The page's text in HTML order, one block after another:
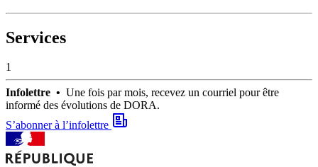
Services
1
Infolettre • Une fois par mois, recevez un courriel pour être
informé des évolutions de DORA.
S’abonner à l’infolettre